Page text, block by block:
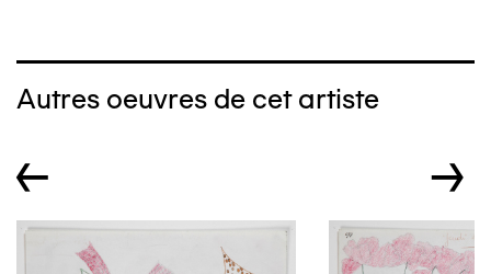
Autres oeuvres de cet artiste
← →